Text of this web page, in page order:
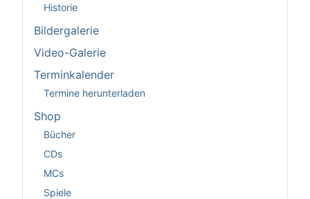
Historie
Bildergalerie
Video-Galerie
Terminkalender
Termine herunterladen
Shop
Bücher
CDs
MCs
Spiele